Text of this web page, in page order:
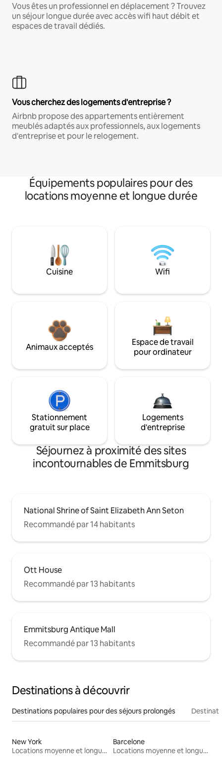
Vous êtes un professionnel en déplacement ? Trouvez
un séjour longue durée avec accès wifi haut débit et
espaces de travail dédiés.
Vous cherchez des logements d'entreprise ?
Airbnb propose des appartements entièrement
meublés adaptés aux professionnels, aux logements
d'entreprise et pour le relogement.
Équipements populaires pour des
locations moyenne et longue durée
Cuisine Wifi
Animaux acceptés
Espace de travail
pour ordinateur
Stationnement
gratuit sur place
Logements
d'entreprise
Séjournez à proximité des sites
incontournables de Emmitsburg
National Shrine of Saint Elizabeth Ann Seton
Recommandé par 14 habitants
Ott House
Recommandé par 13 habitants
Emmitsburg Antique Mall
Recommandé par 13 habitants
Destinations à découvrir
Destinations populaires pour des séjours prolongés
New York
Locations moyenne et longue durée
Barcelone
Locations moyenne et longue durée